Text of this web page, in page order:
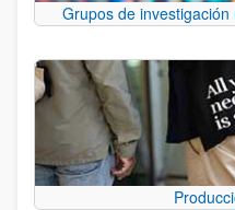
Grupos de